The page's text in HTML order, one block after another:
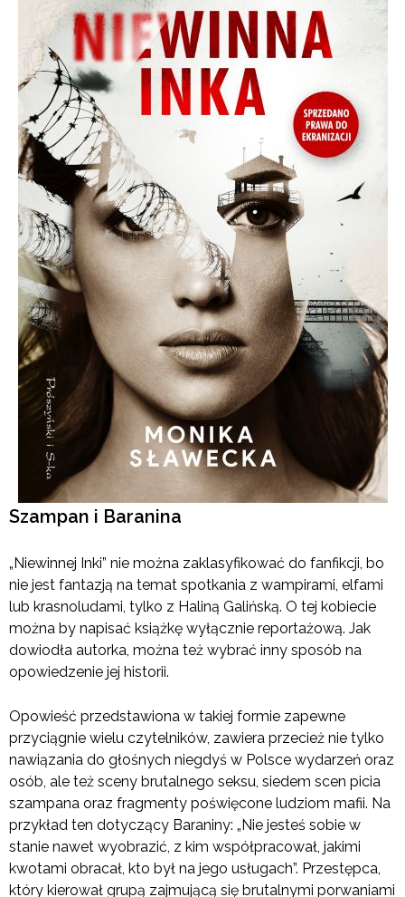
Szampan i Baranina
„Niewinnej Inki” nie można zaklasyfikować do fanfikcji, bo
nie jest fantazją na temat spotkania z wampirami, elfami
lub krasnoludami, tylko z Haliną Galińską. O tej kobiecie
można by napisać książkę wyłącznie reportażową. Jak
dowiodła autorka, można też wybrać inny sposób na
opowiedzenie jej historii.
Opowieść przedstawiona w takiej formie zapewne
przyciągnie wielu czytelników, zawiera przecież nie tylko
nawiązania do głośnych niegdyś w Polsce wydarzeń oraz
osób, ale też sceny brutalnego seksu, siedem scen picia
szampana oraz fragmenty poświęcone ludziom mafii. Na
przykład ten dotyczący Baraniny: „Nie jesteś sobie w
stanie nawet wyobrazić, z kim współpracował, jakimi
kwotami obracał, kto był na jego usługach”. Przestępca,
który kierował grupą zajmującą się brutalnymi porwaniami